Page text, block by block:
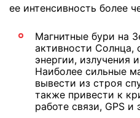
ее интенсивность более
Магнитные бури на
активности Солнца,
энергии, излучения
Наиболее сильные
вывести из строя
также привести к
работе связи, GPS